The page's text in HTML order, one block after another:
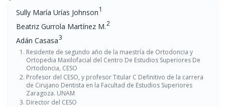
Sully María Urías Johnson1
Beatriz Gurrola Martínez M.2
Adán Casasa3
Residente de segundo año de la maestría de Ortodoncia y
Ortopedia Maxilofacial del Centro De Estudios Superiores De
Ortodoncia, CESO
Profesor del CESO, y profesor Titular C Definitivo de la carrera
de Cirujano Dentista en la Facultad de Estudios Superiores
Zaragoza. UNAM
Director del CESO